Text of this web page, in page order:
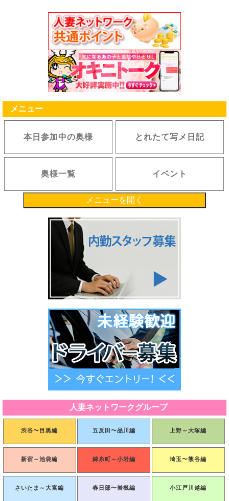
メニュー
本日参加中の奥様 とれたて写メ日記
奥様一覧 イベント
メニューを開く
人妻ネットワークグループ
渋谷〜目黒編 五反田〜品川編 上野～大塚編
新宿～池袋編 錦糸町～小岩編 埼玉〜熊谷編
さいたま～大宮編 春日部〜岩槻編 小江戸川越編